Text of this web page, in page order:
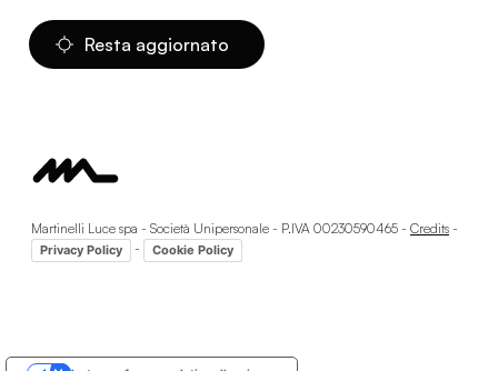
Resta aggiornato
Martinelli Luce spa - Società Unipersonale - P.IVA 00230590465 - Credits -
Privacy Policy - Cookie Policy